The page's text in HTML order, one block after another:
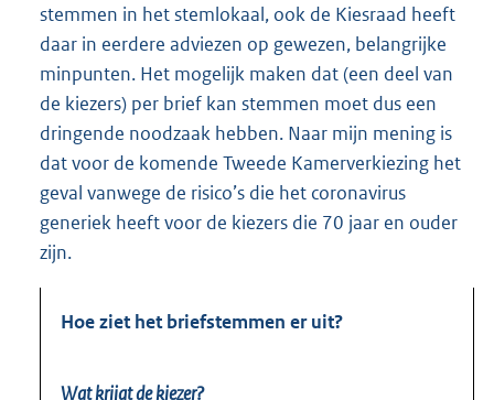
stemmen in het stemlokaal, ook de Kiesraad heeft
daar in eerdere adviezen op gewezen, belangrijke
minpunten. Het mogelijk maken dat (een deel van
de kiezers) per brief kan stemmen moet dus een
dringende noodzaak hebben. Naar mijn mening is
dat voor de komende Tweede Kamerverkiezing het
geval vanwege de risico’s die het coronavirus
generiek heeft voor de kiezers die 70 jaar en ouder
zijn.
Hoe ziet het briefstemmen er uit?
Wat krijgt de kiezer?